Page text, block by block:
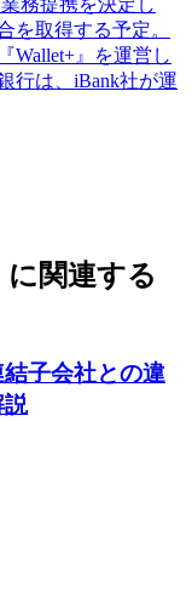
を取得する予定。
Wallet+』を運営し
行は、iBank社が運
に関連する
子会社との違
説